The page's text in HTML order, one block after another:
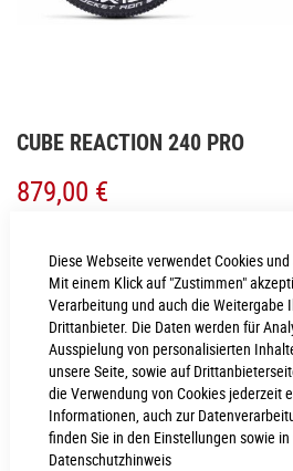
Diese Webseite verwendet Cookies
Mit einem Klick auf "Zustimmen"
Verarbeitung und auch die Weitergabe
Drittanbieter. Die Daten werden für
Ausspielung von personalisierten
unsere Seite, sowie auf
die Verwendung von Cookies jederzeit
Informationen, auch zur
finden Sie in den Einstellungen sowie
Datenschutzhinweis
Anfang
Bildgalerie
CUBE REACTION 240 PRO
879,00 €
73,25€(0% Finanzierungszeitraum 12
LIEFERZEIT
im Onlineshop erfragen
Dieser Artikel ist nicht verfügbar.
Für Anfragen zur Verfügbarkeit schreiben Sie
store-neumarkt.de